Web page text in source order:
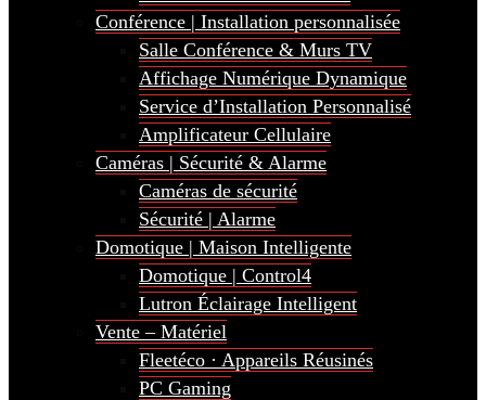
Conférence | Installation personnalisée
Salle Conférence & Murs TV
Affichage Numérique Dynamique
Service d’Installation Personnalisé
Amplificateur Cellulaire
Caméras | Sécurité & Alarme
Caméras de sécurité
Sécurité | Alarme
Domotique | Maison Intelligente
Domotique | Control4
Lutron Éclairage Intelligent
Vente – Matériel
Fleetéco · Appareils Réusinés
PC Gaming